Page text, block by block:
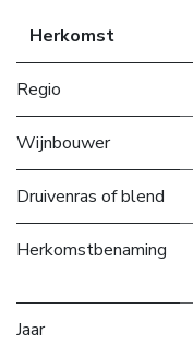
Herkomst
Regio
Wijnbouwer
Druivenras of blend
Herkomstbenaming
Jaar